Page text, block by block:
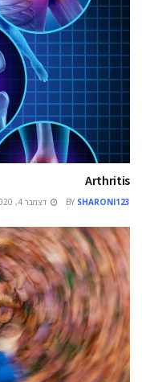
Arthritis
BY SHARONI123 דצמבר 4, 2020